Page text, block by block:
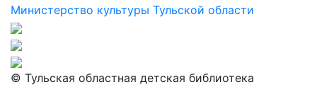
Министерство культуры Тульской области
© Тульская областная детская библиотека